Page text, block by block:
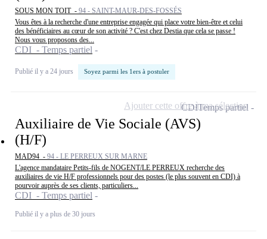
SOUS MON TOIT - 94 - SAINT-MAUR-DES-FOSSÉS
Vous êtes à la recherche d'une entreprise engagée qui place votre bien-être et celui
des bénéficiaires au cœur de son activité ? C'est chez Destia que cela se passe !
Nous vous proposons des...
CDI - Temps partiel
Publié il y a 24 jours Soyez parmi les 1ers à postuler
Auxiliaire de Vie Sociale (AVS)
(H/F)
MAD94 - 94 - LE PERREUX SUR MARNE
L'agence mandataire Petits-fils de NOGENT/LE PERREUX recherche des
auxiliaires de vie H/F professionnels pour des postes (le plus souvent en CDI) à
pourvoir auprès de ses clients, particuliers...
CDI - Temps partiel
Publié il y a plus de 30 jours
CDITemps partiel
Ajouter cette offre à ma sélection